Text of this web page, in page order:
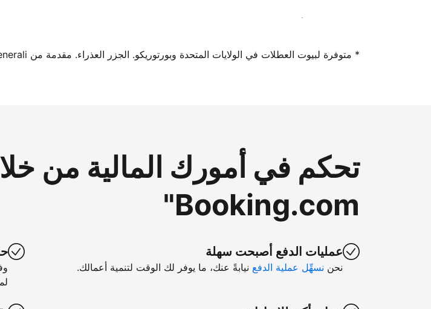
سجِّل كمضيف لدينا اليوم
* متوفرة لبيوت العطلات في الولايات المتحدة وبورتوريكو. الجزر العذراء. مقدمة من Generali.
تحكم في أمورك المالية من
Booking.com"
عمليات الدفع أصبحت سهلة
نحن نسهِّل عملية الدفع نيابةً عنك، ما يوفر لك الوقت لتنمية أعمالك.